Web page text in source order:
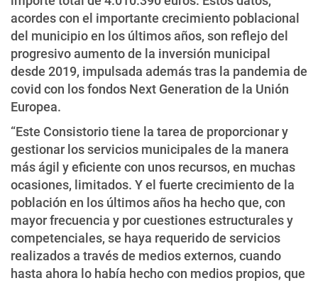
acordes con el importante crecimiento poblacional
del municipio en los últimos años, son reflejo del
progresivo aumento de la inversión municipal
desde 2019, impulsada además tras la pandemia de
covid con los fondos Next Generation de la Unión
Europea.
“Este Consistorio tiene la tarea de proporcionar y
gestionar los servicios municipales de la manera
más ágil y eficiente con unos recursos, en muchas
ocasiones, limitados. Y el fuerte crecimiento de la
población en los últimos años ha hecho que, con
mayor frecuencia y por cuestiones estructurales y
competenciales, se haya requerido de servicios
realizados a través de medios externos, cuando
hasta ahora lo había hecho con medios propios, que